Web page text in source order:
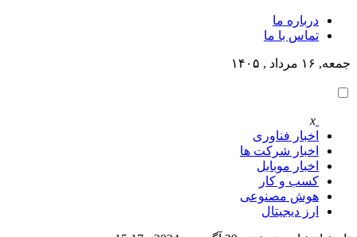
درباره ما
تماس با ما
جمعه, ۱۶ مرداد , ۱۴۰۵
x
اخبار فناوری
اخبار شرکت ها
اخبار موبایل
کسب و کار
هوش مصنوعی
ارز دیجیتال